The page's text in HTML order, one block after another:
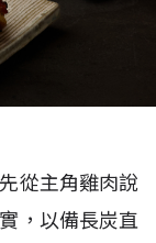
從主角雞肉說
，以備長炭直